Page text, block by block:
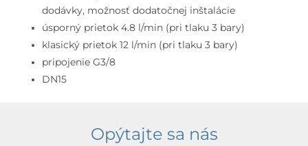
dodávky, možnosť dodatočnej inštalácie
úsporný prietok 4.8 l/min (pri tlaku 3 bary)
klasický prietok 12 l/min (pri tlaku 3 bary)
pripojenie G3/8
DN15
Opýtajte sa nás